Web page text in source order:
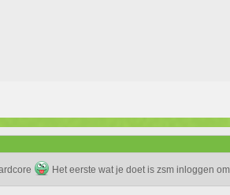
Het eerste wat je doet is zsm inloggen